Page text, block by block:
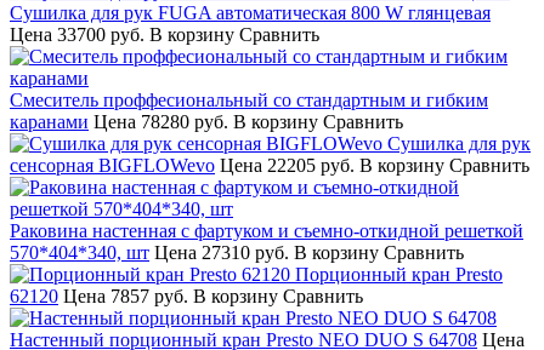
Сушилка для рук FUGA автоматическая 800 W глянцевая
Цена 33700 руб. В корзину Сравнить
Смеситель проффесиональный со стандартным и гибким
каранами Цена 78280 руб. В корзину Сравнить
Сушилка для рук
сенсорная BIGFLOWevo Цена 22205 руб. В корзину Сравнить
Раковина настенная с фартуком и съемно-откидной решеткой
570*404*340, шт Цена 27310 руб. В корзину Сравнить
Порционный кран Presto
62120 Цена 7857 руб. В корзину Сравнить
Настенный порционный кран Presto NEO DUO S 64708 Цена